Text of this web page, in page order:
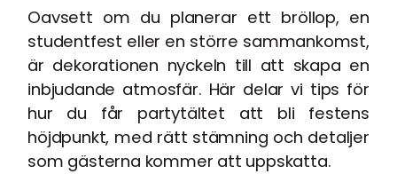
Oavsett om du planerar ett bröllop, en
studentfest eller en större sammankomst,
är dekorationen nyckeln till att skapa en
inbjudande atmosfär. Här delar vi tips för
hur du får partytältet att bli festens
höjdpunkt, med rätt stämning och detaljer
som gästerna kommer att uppskatta.